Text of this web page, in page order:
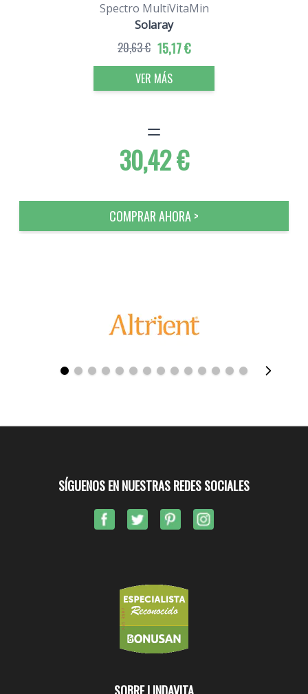
Spectro MultiVitaMin
Solaray
15,17 €
20,63 €
VER MÁS
30,42 €
COMPRAR AHORA >
SÍGUENOS EN NUESTRAS REDES SOCIALES